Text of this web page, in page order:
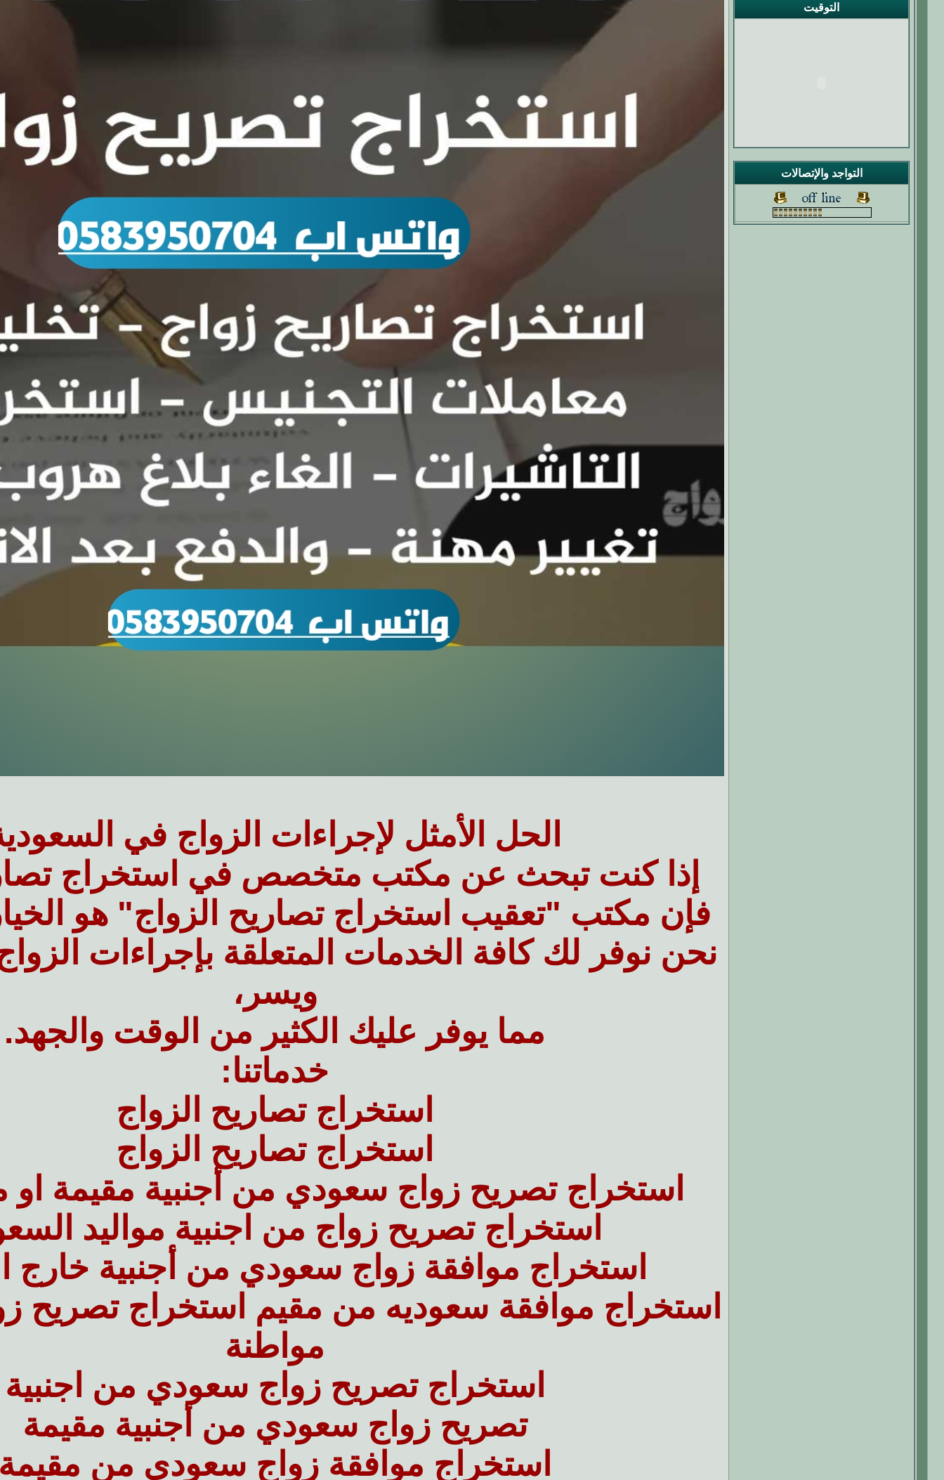
التوقيت
التواجد والإتصالات
الحل الأمثل لإجراءات الزواج في
إذا كنت تبحث عن مكتب متخصص في استخراج
فإن مكتب "تعقيب استخراج تصاريح الزواج" هو
نحن نوفر لك كافة الخدمات المتعلقة بإجراءات
ويسر،
مما يوفر عليك الكثير من الوقت والجهد.
خدماتنا:
استخراج تصاريح الزواج
استخراج تصاريح الزواج
استخراج تصريح زواج سعودي من أجنبية مقيمة او
استخراج تصريح زواج من اجنبية مواليد
استخراج موافقة زواج سعودي من أجنبية خارج
استخراج موافقة سعوديه من مقيم استخراج تصريح
مواطنة
استخراج تصريح زواج سعودي من اجنبية
تصريح زواج سعودي من أجنبية مقيمة
استخراج موافقة زواج سعودي من